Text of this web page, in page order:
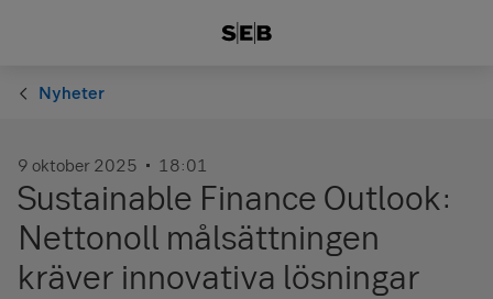
Nyheter
9 oktober 2025 18:01
Sustainable Finance Outlook:
Nettonoll målsättningen
kräver innovativa lösningar